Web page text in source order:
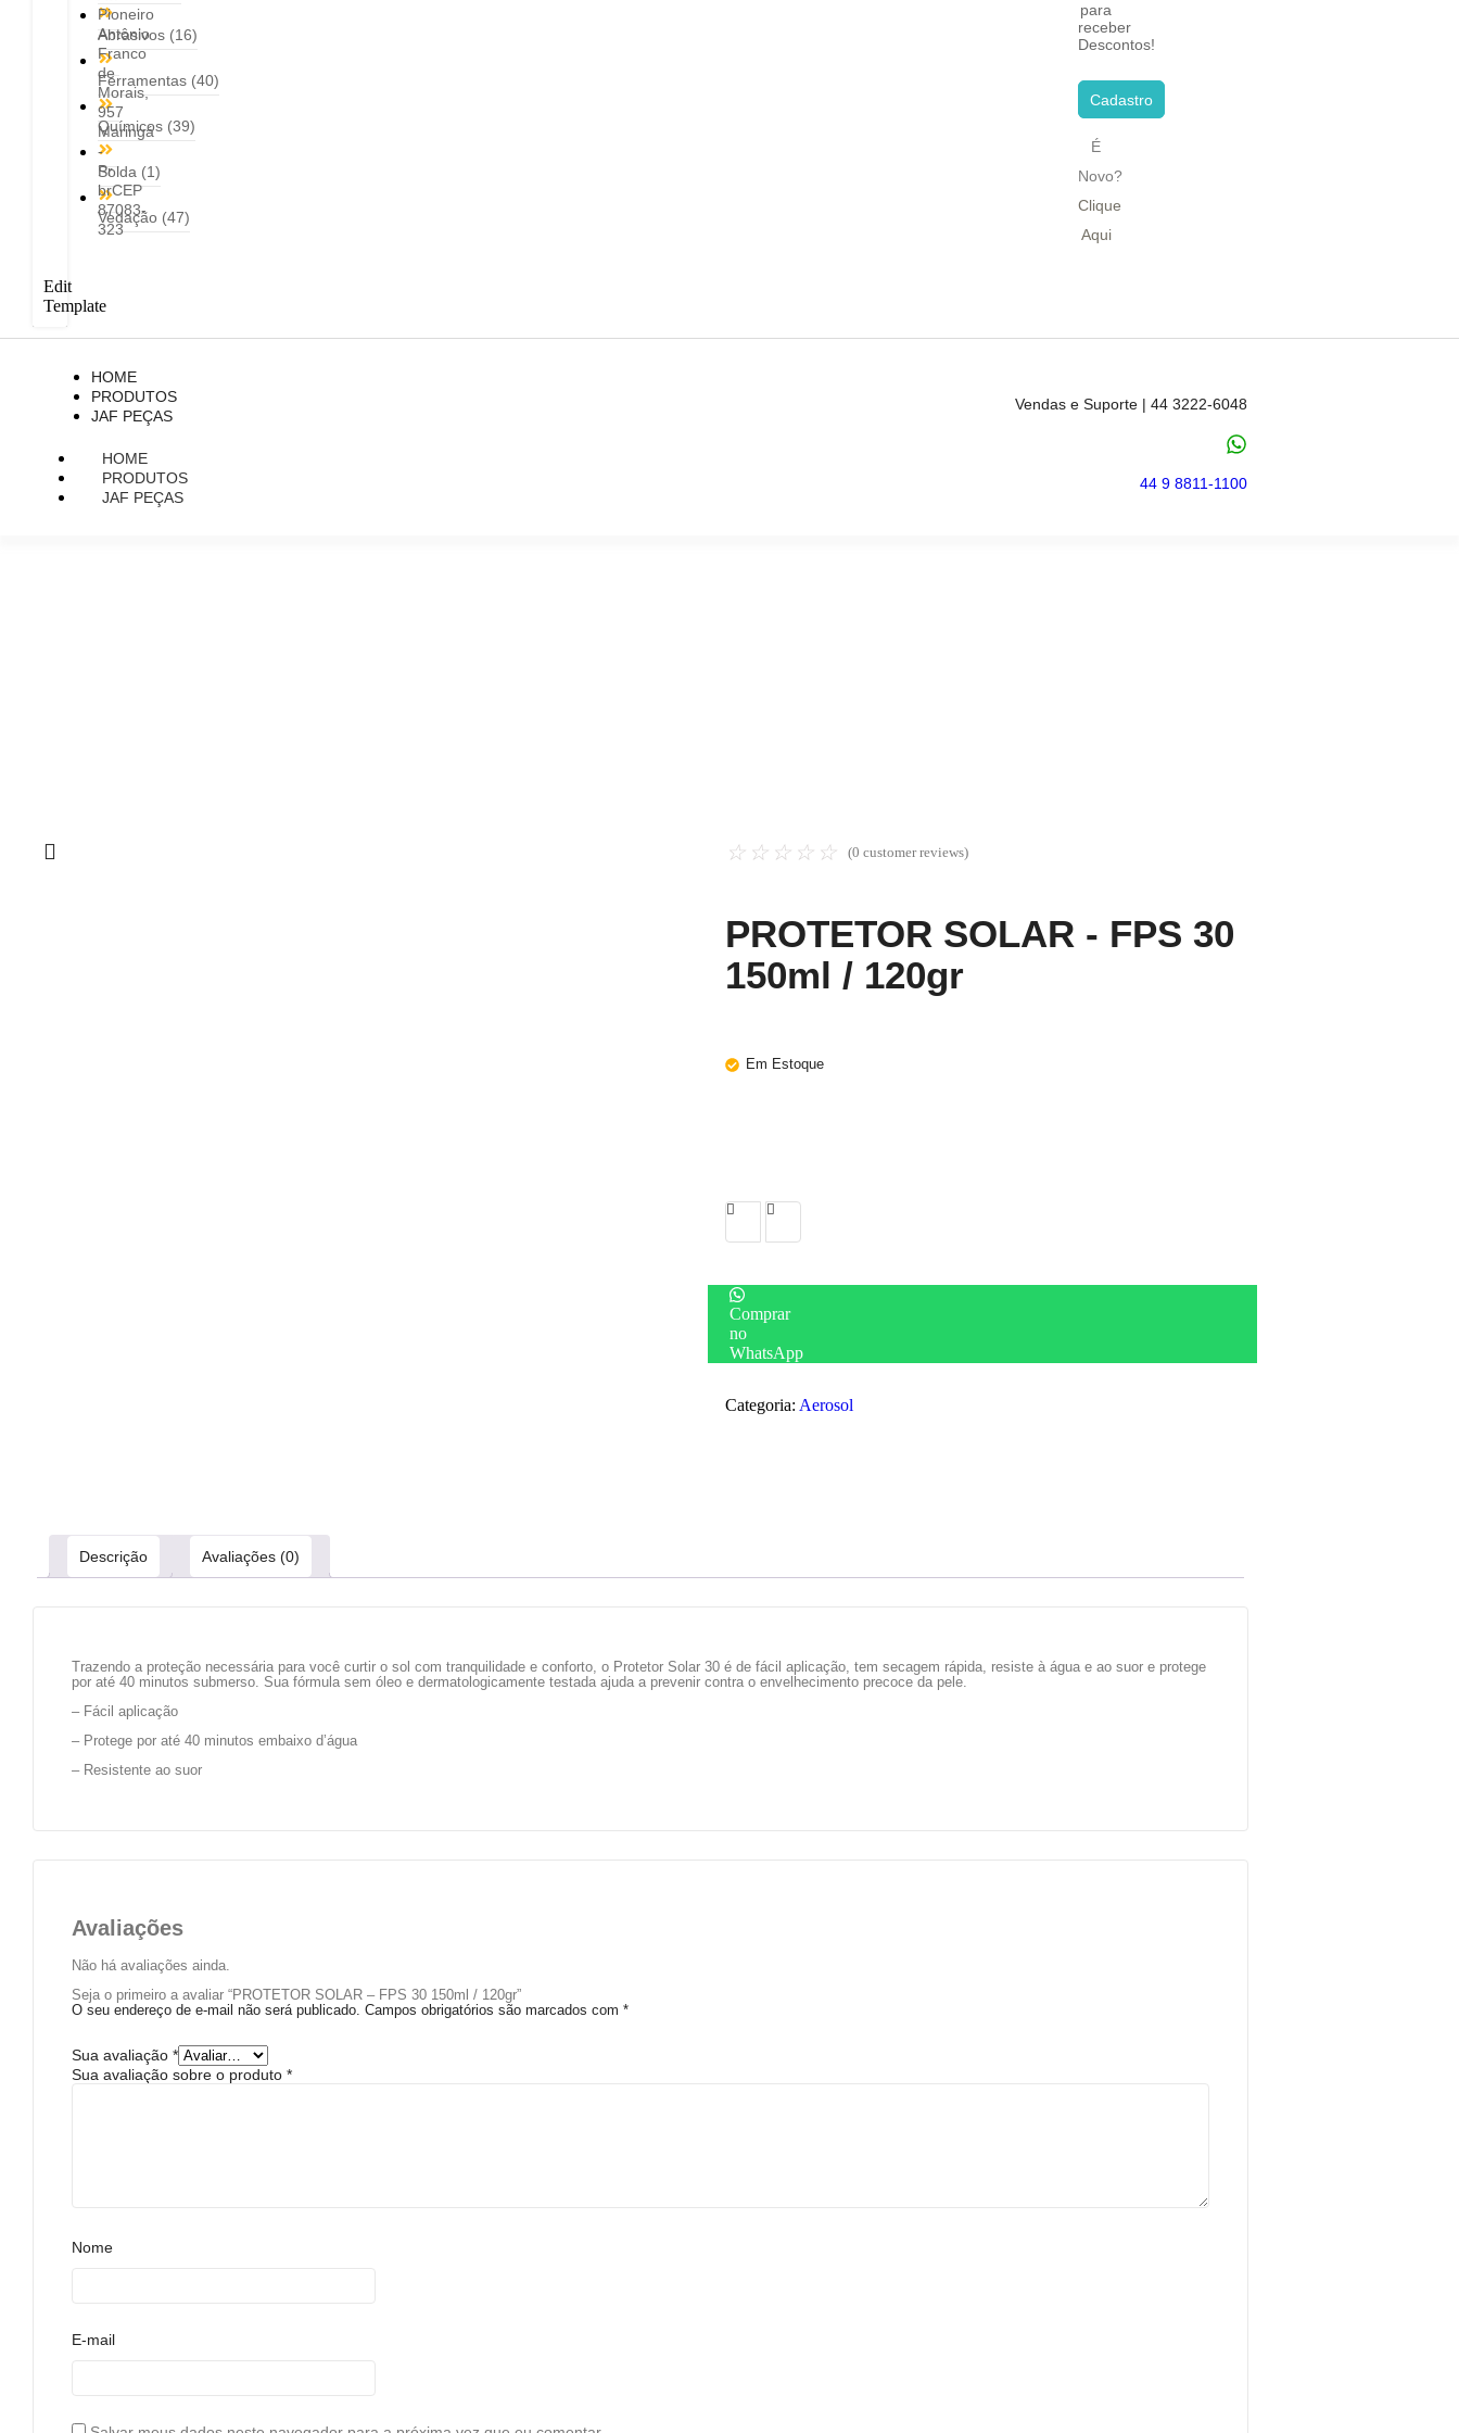
Abrasivos (16)
Ferramentas (40)
Químicos (39)
Solda (1)
Vedação (47)
Pioneiro
Antônio
Franco
de
Morais,
957
Maringá
-
Pr
brCEP
87083-
323
Edit
Template
para
receber
Descontos!
Cadastro
É
Novo?
Clique
Aqui
HOME
PRODUTOS
JAF PEÇAS
HOME
PRODUTOS
JAF PEÇAS
Vendas e Suporte | 44 3222-6048
44 9 8811-1100
☆ ☆ ☆ ☆ ☆ (0 customer reviews)
PROTETOR SOLAR - FPS 30
150ml / 120gr
Em Estoque
Comprar
no
WhatsApp
Categoria: Aerosol
Descrição Avaliações (0)
Trazendo a proteção necessária para você curtir o sol com tranquilidade e conforto, o Protetor Solar 30 é de fácil aplicação, tem secagem rápida, resiste à água e ao suor e protege
por até 40 minutos submerso. Sua fórmula sem óleo e dermatologicamente testada ajuda a prevenir contra o envelhecimento precoce da pele.
– Fácil aplicação
– Protege por até 40 minutos embaixo d’água
– Resistente ao suor
Avaliações
Não há avaliações ainda.
Seja o primeiro a avaliar “PROTETOR SOLAR – FPS 30 150ml / 120gr”
O seu endereço de e-mail não será publicado. Campos obrigatórios são marcados com *
Sua avaliação *
Sua avaliação sobre o produto *
Nome
E-mail